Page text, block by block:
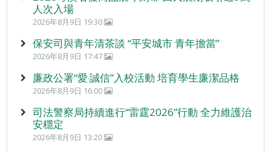
人次入場
2026年8月9日 19:30
保安司與青年清茶談 “平安城市 青年擔當”
2026年8月9日 17:47
廉政公署“愛‧誠信”入校活動 培育學生廉潔品格
2026年8月9日 16:00
司法警察局持續進行“雷霆2026”行動 全力維護治
安穩定
2026年8月9日 13:20